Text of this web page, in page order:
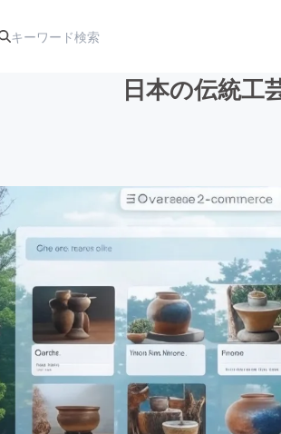
アート・写真
テクノロジー・ガジェット ゲ
映像・映画
ビジネス・起業 チ
まちづくり・地域活性化
日本の伝統工